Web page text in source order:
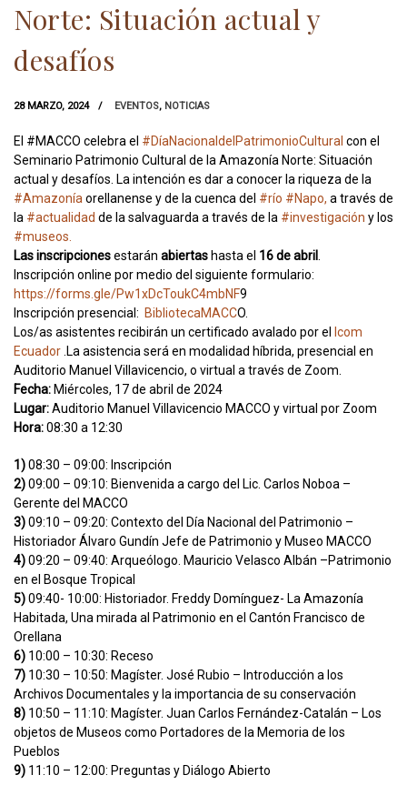
Norte: Situación actual y
desafíos
28 MARZO, 2024 EVENTOS, NOTICIAS
El #MACCO celebra el #DíaNacionaldelPatrimonioCultural con el
Seminario Patrimonio Cultural de la Amazonía Norte: Situación
actual y desafíos. La intención es dar a conocer la riqueza de la
#Amazonía orellanense y de la cuenca del #río #Napo, a través de
la #actualidad de la salvaguarda a través de la #investigación y los
#museos.
Las inscripcionesestarán abiertas hasta el 16 de abril
Inscripción online por medio del siguiente formulario:
https://forms.gle/Pw1xDcToukC4mbNF9
Inscripción presencial: BibliotecaMACCO.
Los/as asistentes recibirán un certificado avalado por el
Icom
Ecuador .La asistencia será en modalidad híbrida, presencial en
Auditorio Manuel Villavicencio, o virtual a través de Zoom.
Fecha: Miércoles, 17 de abril de 2024
Lugar:Auditorio Manuel Villavicencio MACCO y virtual por Zoom
Hora:08:30 a 12:30
1)08:30 – 09:00: Inscripción
2)09:00 – 09:10: Bienvenida a cargo del Lic. Carlos Noboa –
Gerente del MACCO
3)09:10 – 09:20: Contexto del Día Nacional del Patrimonio –
Historiador Álvaro Gundín Jefe de Patrimonio y Museo MACCO
4)09:20 – 09:40: Arqueólogo. Mauricio Velasco Albán –Patrimonio
en el Bosque Tropical
5)09:40- 10:00: Historiador. Freddy Domínguez- La Amazonía
Habitada, Una mirada al Patrimonio en el Cantón Francisco de
Orellana
6) 10:00 – 10:30: Receso
7) 10:30 – 10:50: Magíster. José Rubio – Introducción a los
Archivos Documentales y la importancia de su conservación
8) 10:50 – 11:10: Magíster. Juan Carlos Fernández-Catalán – Los
objetos de Museos como Portadores de la Memoria de los
Pueblos
9) 11:10 – 12:00: Preguntas y Diálogo Abierto